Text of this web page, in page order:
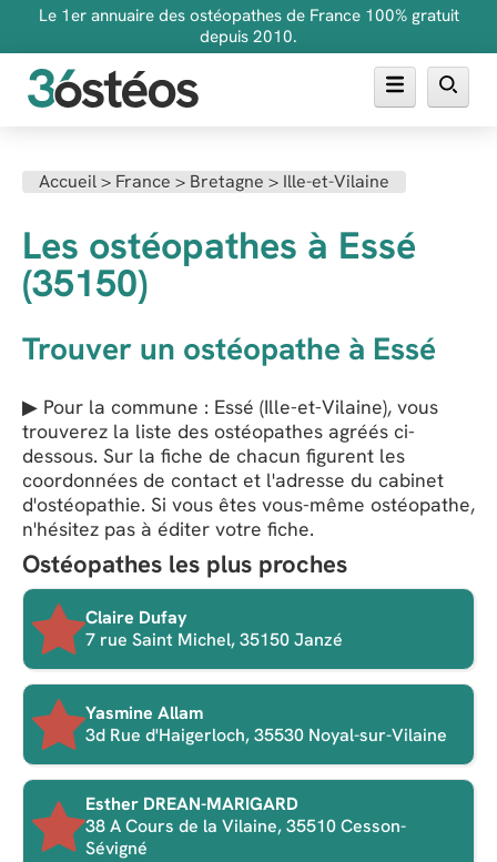
Le 1er annuaire des ostéopathes de France 100% gratuit
depuis 2010.
Inscrire son cabinet
Accueil> France > Bretagne > Ille-et-Vilaine
Les ostéopathes à Essé
(35150)
Trouver un ostéopathe à Essé
▶ Pour la commune : Essé (Ille-et-Vilaine), vous
trouverez la liste des ostéopathes agréés ci-
dessous. Sur la fiche de chacun figurent les
coordonnées de contact et l'adresse du cabinet
d'ostéopathie. Si vous êtes vous-même ostéopathe,
n'hésitez pas à éditer votre fiche.
Ostéopathes les plus proches
Claire Dufay
7 rue Saint Michel, 35150 Janzé
Yasmine Allam
3d Rue d'Haigerloch, 35530 Noyal-sur-Vilaine
Esther DREAN-MARIGARD
38 A Cours de la Vilaine, 35510 Cesson-
Sévigné